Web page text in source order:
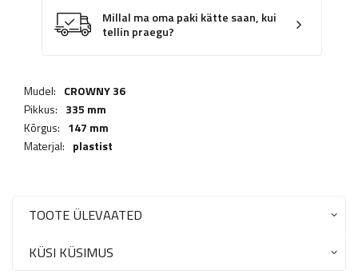
Millal ma oma paki kätte saan, kui
tellin praegu?
Mudel: CROWNY 36
Pikkus: 335 mm
Kõrgus: 147 mm
Materjal: plastist
TOOTE ÜLEVAATED
KÜSI KÜSIMUS